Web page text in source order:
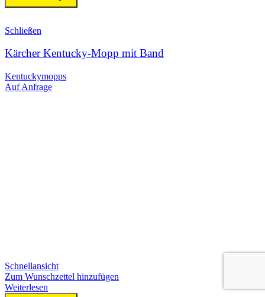
Schließen
Kärcher Kentucky-Mopp mit Band
Kentuckymopps
Auf Anfrage
Schnellansicht
Zum Wunschzettel hinzufügen
Weiterlesen